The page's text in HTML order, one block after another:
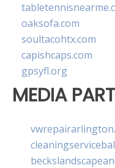
oaksofa.com
soultacohtx.com
capishcaps.com
gpsyfl.org
MEDIA